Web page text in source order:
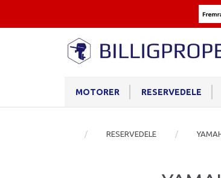
MOTORER RESERVEDELE
RESERVEDELE